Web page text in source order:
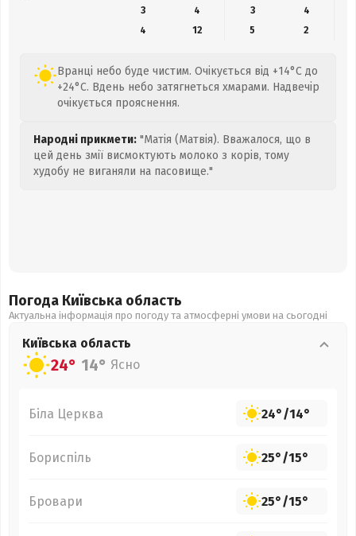
3
4 3
4
4
12 5 2
Вранці небо буде чистим. Очікується від +14°C до
+24°C. Вдень небо затягнеться хмарами. Надвечір
очікується прояснення.
Народні прикмети: "Матія (Матвія). Вважалося, що в
цей день змії висмоктують молоко з корів, тому
худобу не виганяли на пасовище."
Погода Київська область
Актуальна інформація про погоду та атмосферні умови на сьогодні
Київська область
24° 14° Ясно
Біла Церква 24°/14°
Бориспіль 25°/15°
Бровари 25°/15°